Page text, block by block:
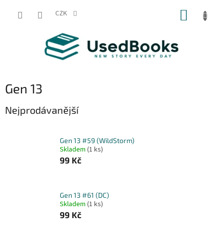
CZK
Gen 13
Nejprodávanější
Gen 13 #59 (WildStorm)
Skladem (1 ks)
99 Kč
Gen 13 #61 (DC)
Skladem (1 ks)
99 Kč